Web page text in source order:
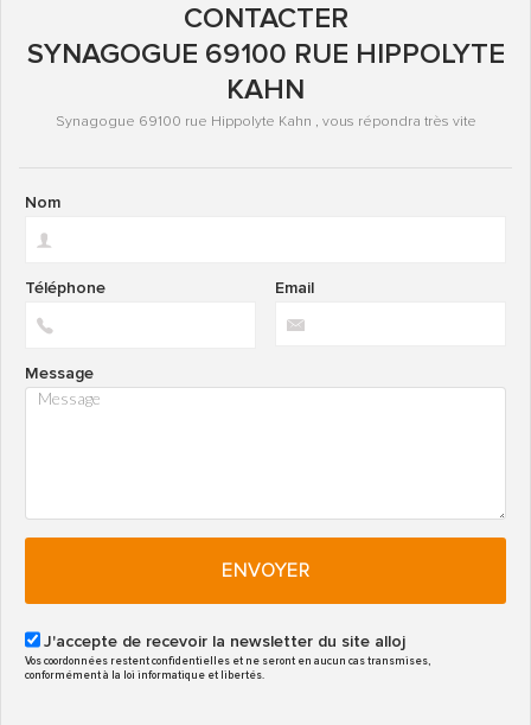
CONTACTER
SYNAGOGUE 69100 RUE HIPPOLYTE
KAHN
Synagogue 69100 rue Hippolyte Kahn , vous répondra très vite
Nom
Email
Téléphone
Message
ENVOYER
J'accepte de recevoir la newsletter du site alloj
Vos coordonnées restent confidentielles et ne seront en aucun cas transmises,
conformément à la loi informatique et libertés.